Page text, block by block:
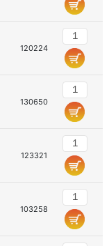
120224
130650
123321
103258